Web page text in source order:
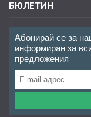
БЮЛЕТИН
Абонирай се за
информиран за
предложения